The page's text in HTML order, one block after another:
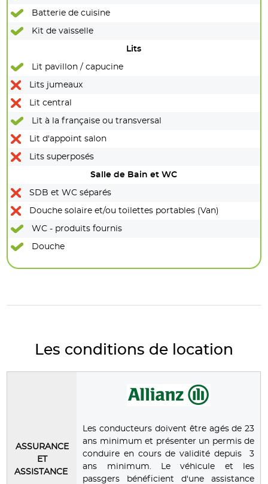
Batterie de cuisine
Kit de vaisselle
Lits
Lit pavillon / capucine
Lits jumeaux
Lit central
Lit à la française ou transversal
Lit d'appoint salon
Lits superposés
Salle de Bain et WC
SDB et WC séparés
Douche solaire et/ou toilettes portables (Van)
WC - produits fournis
Douche
Les conditions de location
ASSURANCE
ET
ASSISTANCE
Les conducteurs doivent être agés de 23
ans minimum et présenter un permis de
conduire en cours de validité depuis 3
ans minimum. Le véhicule et les
passgers bénéficient d'une assistance